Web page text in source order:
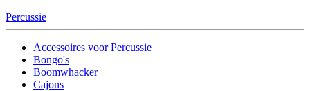
Percussie
Accessoires voor Percussie
Bongo's
Boomwhacker
Cajons